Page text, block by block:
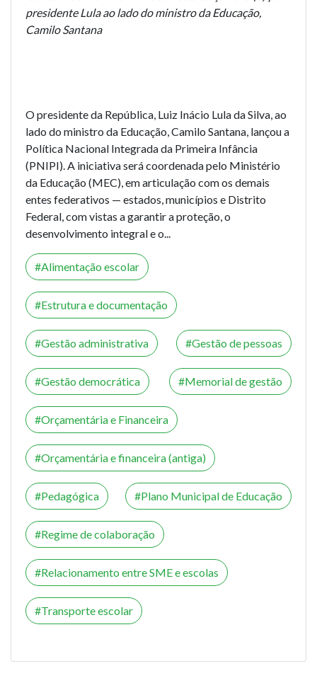
presidente Lula ao lado do ministro da Educação,
Camilo Santana
O presidente da República, Luiz Inácio Lula da Silva, ao
lado do ministro da Educação, Camilo Santana, lançou a
Política Nacional Integrada da Primeira Infância
(PNIPI). A iniciativa será coordenada pelo Ministério
da Educação (MEC), em articulação com os demais
entes federativos — estados, municípios e Distrito
Federal, com vistas a garantir a proteção, o
desenvolvimento integral e o...
Alimentação escolar
Estrutura e documentação
Gestão administrativa Gestão de pessoas
Gestão democrática Memorial de gestão
Orçamentária e Financeira
Orçamentária e financeira (antiga)
Pedagógica Plano Municipal de Educação
Regime de colaboração
Relacionamento entre SME e escolas
Transporte escolar